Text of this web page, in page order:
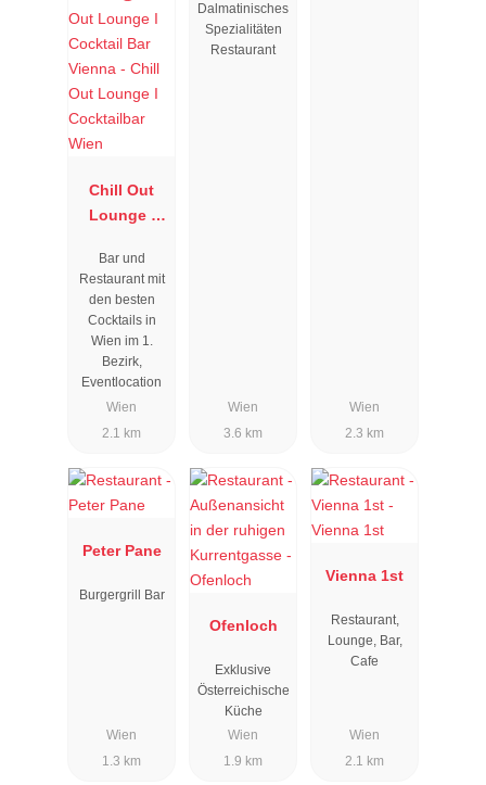
Chill Out
Lounge I
Wien
Bar und
Restaurant mit
den besten
Cocktails in
Wien im 1.
Bezirk,
Eventlocation
Wien
2.1 km
Dalmatinisches
Spezialitäten
Restaurant
Wien
3.6 km
Wien
2.3 km
Peter Pane
Burgergrill Bar
Wien
1.3 km
Ofenloch
Exklusive
Österreichische
Küche
Wien
1.9 km
Vienna 1st
Restaurant,
Lounge, Bar,
Cafe
Wien
2.1 km